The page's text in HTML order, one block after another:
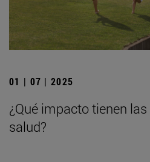
01 | 07 | 2025
¿Qué impacto tienen
salud?